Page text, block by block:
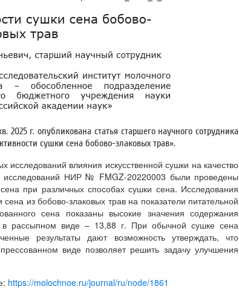
г. опубликована статья старшего научного сотрудника
сушки сена бобово-злаковых трав».
влияния искусственной сушки на качество
исследований НИР № FMGZ-20220003 были проведены
при различных способах сушки сена. Исследования
из бобово-злаковых трав на показатели питательной
сена показаны высокие значения содержания
рассыпном виде – 13,88 г. При обычной сушке сена
результаты дают возможность утверждать, что
виде позволяет решить задачу улучшения
https://molochnoe.ru/journal/ru/node/1861